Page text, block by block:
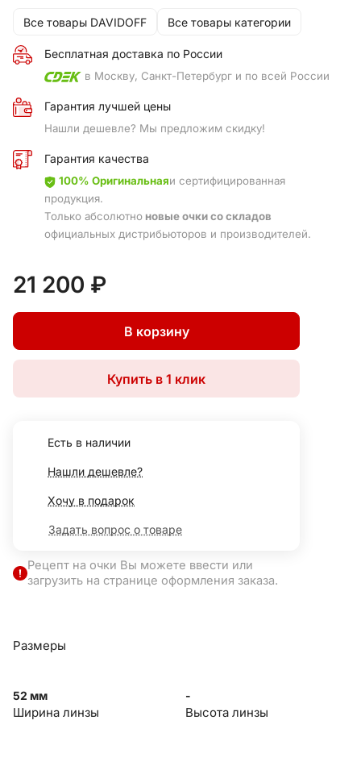
Все товары DAVIDOFF Все товары категории
Бесплатная доставка по России
в Москву, Санкт-Петербург и по всей России
Гарантия лучшей цены
Нашли дешевле? Мы предложим скидку!
Гарантия качества
100% Оригинальнаяи сертифицированная
продукция.
Только абсолютно новые очки со складов
официальных дистрибьюторов и производителей.
21 200 ₽
В корзину
Купить в 1 клик
Есть в наличии
Нашли дешевле?
Хочу в подарок
Задать вопрос о товаре
Рецепт на очки Вы можете ввести или
загрузить на странице оформления заказа.
Размеры
52 мм
Ширина линзы
-
Высота линзы